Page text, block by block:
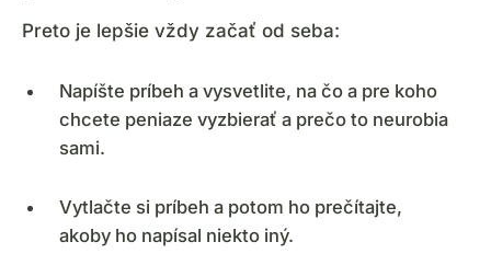
Preto je lepšie vždy začať od seba:
Napíšte príbeh a vysvetlite, na čo a pre koho
chcete peniaze vyzbierať a prečo to neurobia
sami.
Vytlačte si príbeh a potom ho prečítajte,
akoby ho napísal niekto iný.